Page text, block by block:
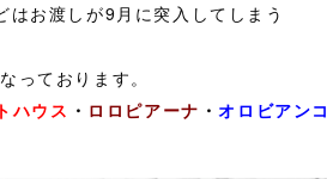
お渡しが9月に突入してしまう
っております。
ハウス ・ ロロピアーナ ・オロビアンコ